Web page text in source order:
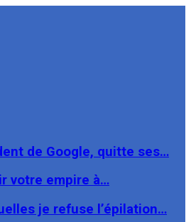
de Google, quitte ses…
votre empire à…
je refuse l’épilation…